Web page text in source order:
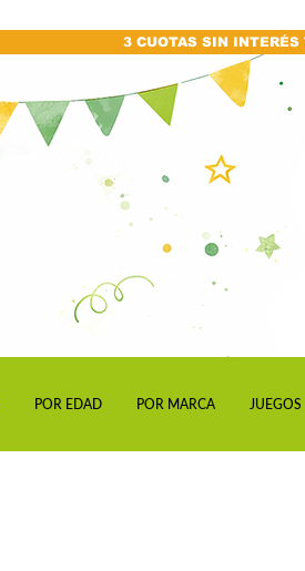
3 CUOTAS SIN INTERÉS
POR EDAD POR MARCA JUEGOS